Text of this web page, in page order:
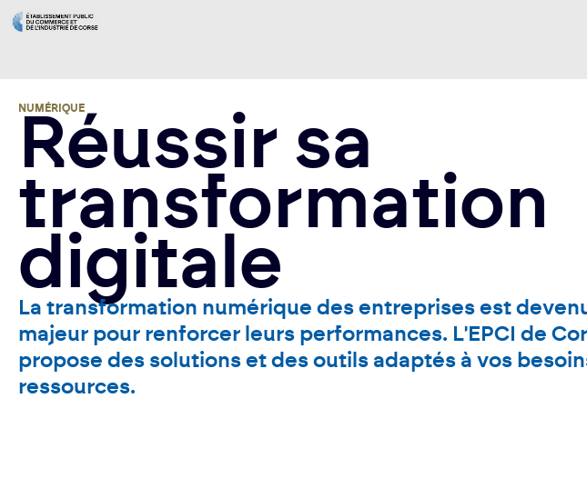
NUMÉRIQUE
Réussir sa
transformation
digitale
La transformation numérique des entreprises est
majeur pour renforcer leurs performances. L'EPCI de
propose des solutions et des outils adaptés à vos
ressources.